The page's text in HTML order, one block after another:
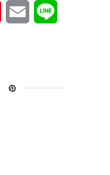
PinterestEmail